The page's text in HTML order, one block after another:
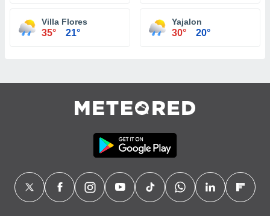
Villa Flores
35° 21°
Yajalon
30° 20°